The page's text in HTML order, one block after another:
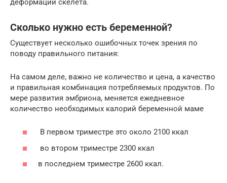
деформации скелета.
Сколько нужно есть беременной?
Существует несколько ошибочных точек зрения по
поводу правильного питания:
На самом деле, важно не количество и цена, а качество
и правильная комбинация потребляемых продуктов. По
мере развития эмбриона, меняется ежедневное
количество необходимых калорий беременной маме
В первом триместре это около 2100 ккал
во втором триместре 2300 ккал
в последнем триместре 2600 ккал.